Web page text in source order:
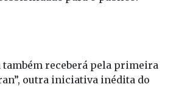
também receberá pela primeira
De 6 a 9 de
de temas relacionados a
agricultura, genética bovina,